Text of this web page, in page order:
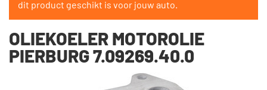
dit product geschikt is voor jouw auto.
OLIEKOELER MOTOROLIE
PIERBURG 7.09269.40.0